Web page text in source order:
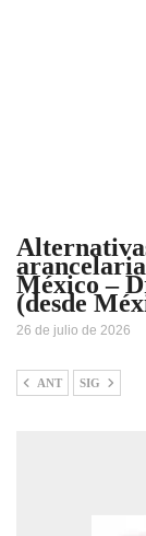
México –
(desde
26 de julio de 2026
ANT SIG